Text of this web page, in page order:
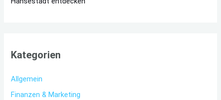
Kategorien
Allgemein
Finanzen & Marketing